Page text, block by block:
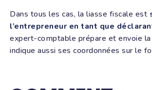
Dans tous les cas, la liasse fiscale est
l’entrepreneur en tant que
expert-comptable prépare et envoie
indique aussi ses coordonnées sur le